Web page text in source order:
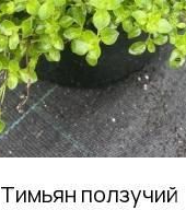
Тимьян ползучий